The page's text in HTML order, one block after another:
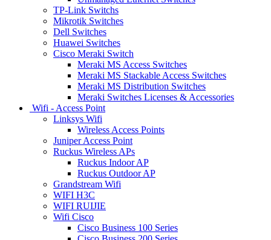
TP-Link Switchs
Mikrotik Switches
Dell Switches
Huawei Switches
Cisco Meraki Switch
Meraki MS Access Switches
Meraki MS Stackable Access Switches
Meraki MS Distribution Switches
Meraki Switches Licenses & Accessories
Wifi - Access Point
Linksys Wifi
Wireless Access Points
Juniper Access Point
Ruckus Wireless APs
Ruckus Indoor AP
Ruckus Outdoor AP
Grandstream Wifi
WIFI H3C
WIFI RUIJIE
Wifi Cisco
Cisco Business 100 Series